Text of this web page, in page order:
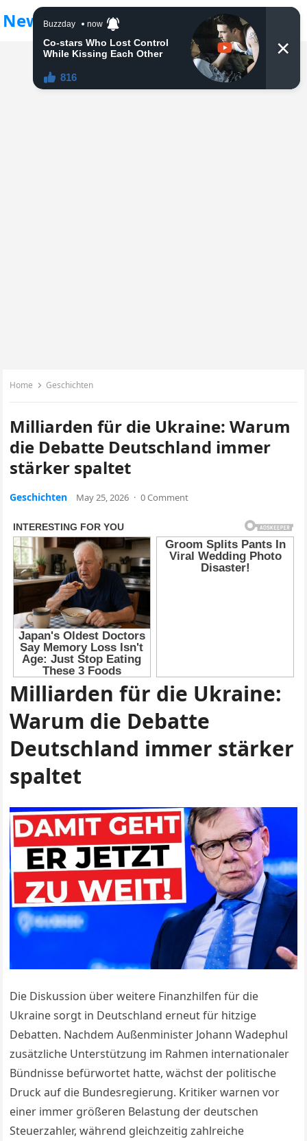
Newsfreedom24
Home Geschichten
Milliarden für die Ukraine: Warum
die Debatte Deutschland immer
stärker spaltet
Geschichten May 25, 2026 · 0 Comment
Milliarden für die Ukraine:
Warum die Debatte
Deutschland immer stärker
spaltet
Die Diskussion über weitere Finanzhilfen für die
Ukraine sorgt in Deutschland erneut für hitzige
Debatten. Nachdem Außenminister Johann Wadephul
zusätzliche Unterstützung im Rahmen internationaler
Bündnisse befürwortet hatte, wächst der politische
Druck auf die Bundesregierung. Kritiker warnen vor
einer immer größeren Belastung der deutschen
Steuerzahler, während gleichzeitig zahlreiche